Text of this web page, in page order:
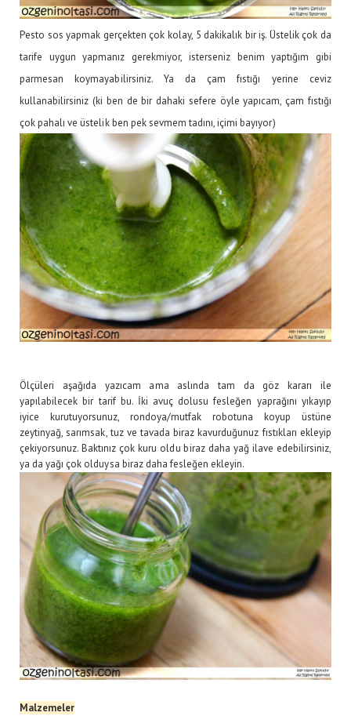
Pesto sos yapmak gerçekten çok kolay, 5 dakikalık bir iş. Üstelik çok da
tarife uygun yapmanız gerekmiyor, isterseniz benim yaptığım gibi
parmesan koymayabilirsiniz. Ya da çam fıstığı yerine ceviz
kullanabilirsiniz (ki ben de bir dahaki sefere öyle yapıcam, çam fıstığı
çok pahalı ve üstelik ben pek sevmem tadını, içimi bayıyor)
Ölçüleri aşağıda yazıcam ama aslında tam da göz kararı ile
yapılabilecek bir tarif bu. İki avuç dolusu fesleğen yaprağını yıkayıp
iyice kurutuyorsunuz, rondoya/mutfak robotuna koyup üstüne
zeytinyağ, sarımsak, tuz ve tavada biraz kavurduğunuz fıstıkları ekleyip
çekiyorsunuz. Baktınız çok kuru oldu biraz daha yağ ilave edebilirsiniz,
ya da yağı çok olduysa biraz daha fesleğen ekleyin.
Malzemeler